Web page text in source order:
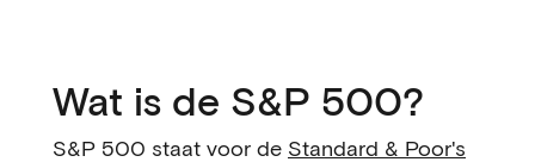
Wat is de S&P 500?
S&P 500 staat voor de Standard & Poor's